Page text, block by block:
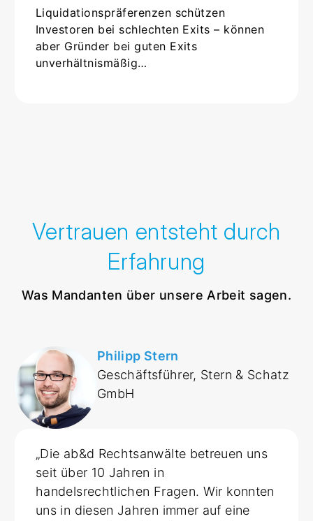
Liquidationspräferenzen schützen
Investoren bei schlechten Exits – können
aber Gründer bei guten Exits
unverhältnismäßig…
Vertrauen entsteht durch
Erfahrung
Was Mandanten über unsere Arbeit sagen.
Philipp Stern
Geschäftsführer, Stern & Schatz
GmbH
„Die ab&d Rechtsanwälte betreuen uns
seit über 10 Jahren in
handelsrechtlichen Fragen. Wir konnten
uns in diesen Jahren immer auf eine